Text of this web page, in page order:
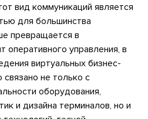
вид коммуникаций является
для большинства
превращается в
оперативного управления, в
виртуальных бизнес-
не только с
оборудования,
и дизайна терминалов, но и